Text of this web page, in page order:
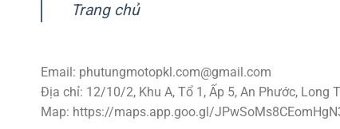
Trang chủ
Email: phutungmotopkl.com@gmail.com
Địa chỉ: 12/10/2, Khu A, Tổ 1, Ấp 5, An Phước, Long
Map: https://maps.app.goo.gl/